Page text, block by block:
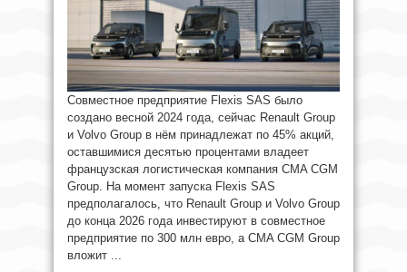
Совместное предприятие Flexis SAS было
создано весной 2024 года, сейчас Renault Group
и Volvo Group в нём принадлежат по 45% акций,
оставшимися десятью процентами владеет
французская логистическая компания CMA CGM
Group. На момент запуска Flexis SAS
предполагалось, что Renault Group и Volvo Group
до конца 2026 года инвестируют в совместное
предприятие по 300 млн евро, а CMA CGM Group
вложит ...